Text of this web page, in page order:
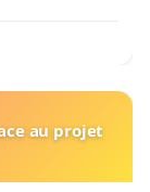
au projet